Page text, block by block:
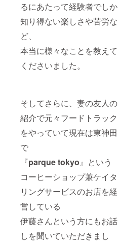
るにあたって経験者でしか
知り得ない楽しさや苦労な
ど、
本当に様々なことを教えて
くださいました。
そしてさらに、妻の友人の
紹介で元々フードトラック
をやっていて現在は東神田
で
『parque tokyo』という
コーヒーショップ兼ケイタ
リングサービスのお店を経
営している
伊藤さんという方にもお話
しを聞いていただきまし